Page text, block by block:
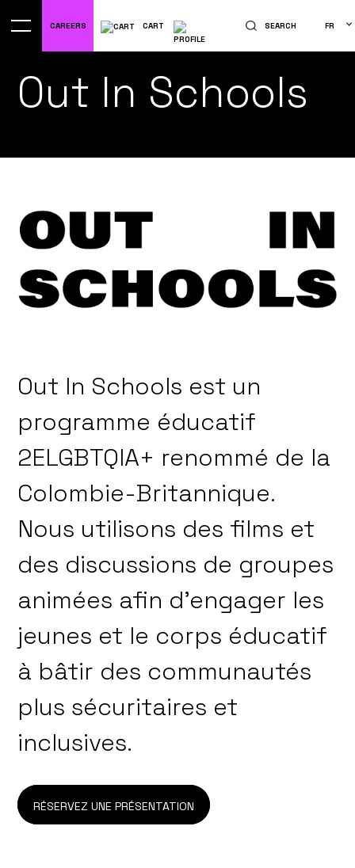
CAREERS CART SEARCH FR
Out In Schools
Out In Schools est un
programme éducatif
2ELGBTQIA+ renommé de la
Colombie-Britannique.
Nous utilisons des films et
des discussions de groupes
animées afin d’engager les
jeunes et le corps éducatif
à bâtir des communautés
plus sécuritaires et
inclusives.
RÉSERVEZ UNE PRÉSENTATION